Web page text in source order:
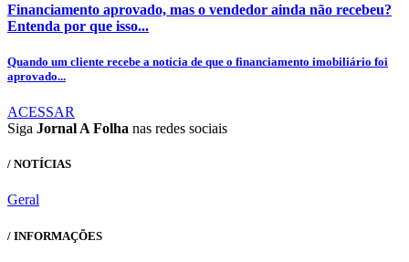
Financiamento aprovado, mas o vendedor ainda não recebeu?
Entenda por que isso...
Quando um cliente recebe a notícia de que o financiamento imobiliário foi
aprovado...
ACESSAR
Siga Jornal A Folha nas redes sociais
/ NOTÍCIAS
Geral
/ INFORMAÇÕES